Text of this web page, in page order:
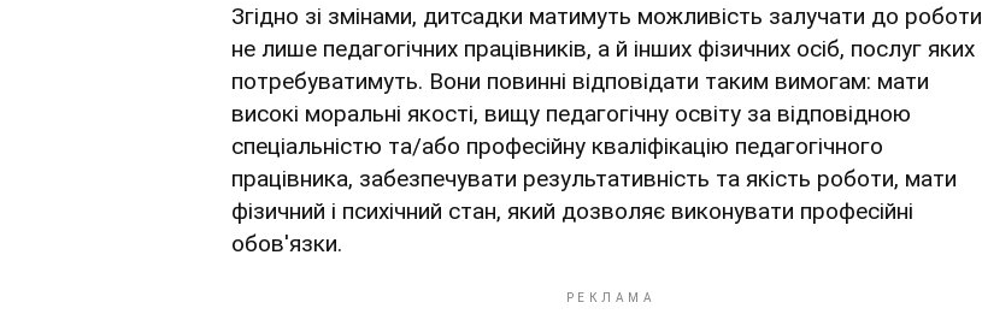
Згідно зі змінами, дитсадки матимуть можливість залучати до роботи
не лише педагогічних працівників, а й інших фізичних осіб, послуг яких
потребуватимуть. Вони повинні відповідати таким вимогам: мати
високі моральні якості, вищу педагогічну освіту за відповідною
спеціальністю та/або професійну кваліфікацію педагогічного
працівника, забезпечувати результативність та якість роботи, мати
фізичний і психічний стан, який дозволяє виконувати професійні
обов'язки.